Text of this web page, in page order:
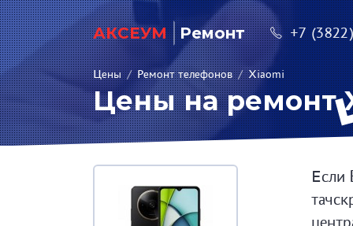
АКСЕУМ Ремонт +7
Цены / Ремонт телефонов / Xiaomi
Цены на ремонт
Если